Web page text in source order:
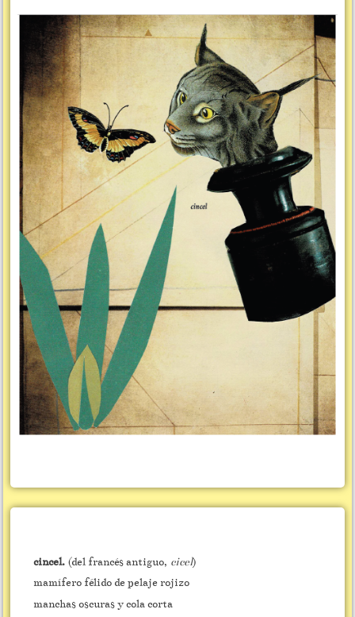
cincel. (del francés antiguo, cicel)
mamífero félido de pelaje rojizo
manchas oscuras y cola corta